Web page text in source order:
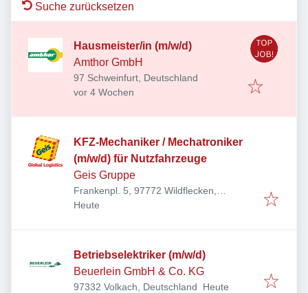
Suche zurücksetzen
Hausmeister/in (m/w/d)
Amthor GmbH
97 Schweinfurt, Deutschland
Veröffentlicht:
vor 4 Wochen
KFZ-Mechaniker / Mechatroniker
(m/w/d) für Nutzfahrzeuge
Geis Gruppe
Frankenpl. 5, 97772 Wildflecken,
Deutschland
Veröffentlicht
Heute
Betriebselektriker (m/w/d)
Beuerlein GmbH & Co. KG
97332 Volkach, Deutschland Veröffentlicht
Heute